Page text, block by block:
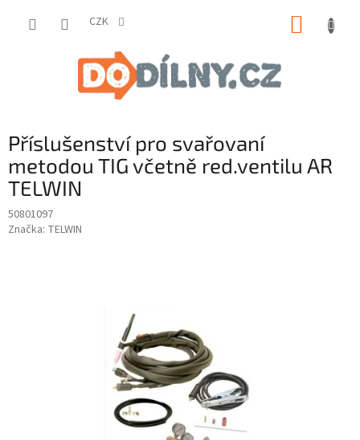
CZK
Příslušenství pro svařovaní
metodou TIG včetně red.ventilu AR
TELWIN
50801097
Značka: TELWIN